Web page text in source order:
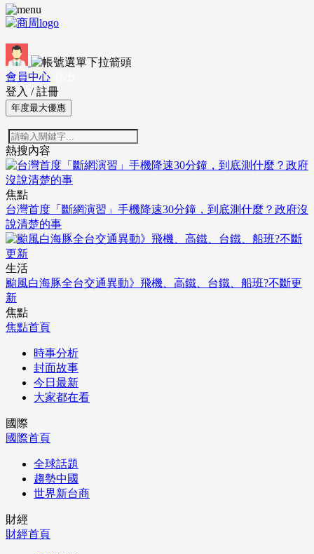
會員中心
登入 / 註冊
年度最大優惠
熱搜內容
焦點
台灣首度「斷網演習」手機降速30分鐘，到底測什麼？政府沒
說清楚的事
生活
颱風白海豚全台交通異動》飛機、高鐵、台鐵、船班?不斷更
新
焦點
焦點首頁
時事分析
封面故事
今日最新
大家都在看
國際
國際首頁
全球話題
趨勢中國
世界新台商
財經
財經首頁